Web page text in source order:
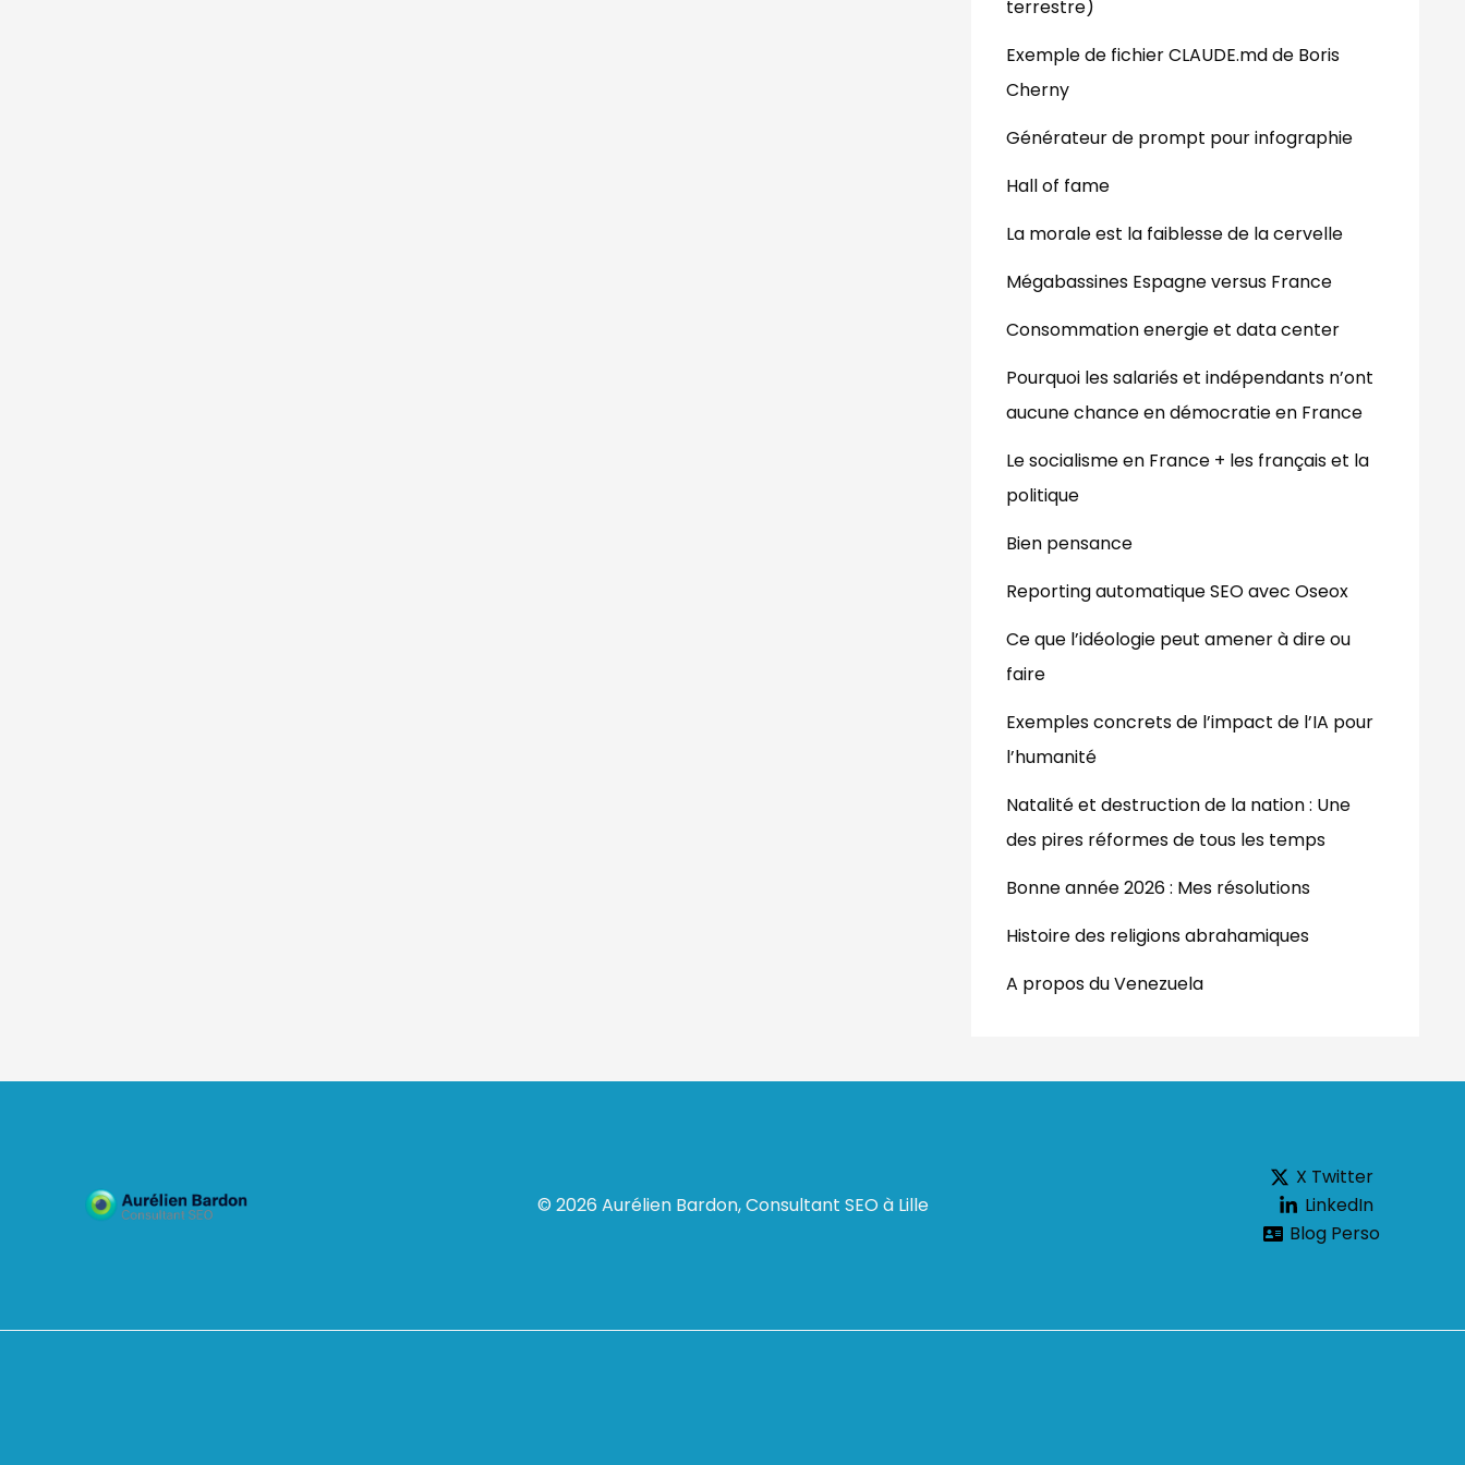
terrestre)
Exemple de fichier CLAUDE.md de Boris
Cherny
Générateur de prompt pour infographie
Hall of fame
La morale est la faiblesse de la cervelle
Mégabassines Espagne versus France
Consommation energie et data center
Pourquoi les salariés et indépendants n’ont
aucune chance en démocratie en France
Le socialisme en France + les français et la
politique
Bien pensance
Reporting automatique SEO avec Oseox
Ce que l’idéologie peut amener à dire ou
faire
Exemples concrets de l’impact de l’IA pour
l’humanité
Natalité et destruction de la nation : Une
des pires réformes de tous les temps
Bonne année 2026 : Mes résolutions
Histoire des religions abrahamiques
A propos du Venezuela
© 2026 Aurélien Bardon, Consultant SEO à Lille
X Twitter
LinkedIn
Blog Perso